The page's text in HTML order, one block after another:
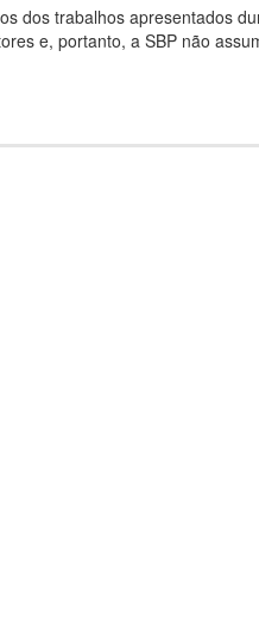
dos trabalhos apresentados
e, portanto, a SBP não